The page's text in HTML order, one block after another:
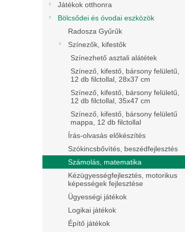
Játékok otthonra
Bölcsődei és óvodai eszközök
Radosza Gyűrűk
Színezők, kifestők
Színezhető asztali alátétek
Színező, kifestő, bársony felületű,
12 db filctollal, 28x37 cm
Színező, kifestő, bársony felületű,
12 db filctollal, 35x47 cm
Színező, kifestő, bársony felületű
mappa, 12 db filctollal
Írás-olvasás előkészítés
Szókincsbővítés, beszédfejlesztés
Számolás, matematika
Kézügyességfejlesztés, motorikus
képességek fejlesztése
Ügyességi játékok
Logikai játékok
Építő játékok